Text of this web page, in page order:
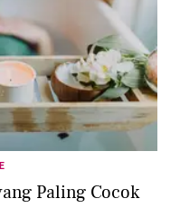
Paling Cocok